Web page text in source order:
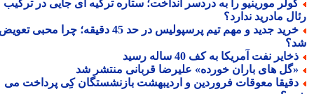
مورینیو را به دردسر انداخت؛ ستاره ترکیه ای جایی در ترکیب
مادرید ندارد؟
خرید جدید و مهم تیم پرسپولیس در حد 45 دقیقه؛ چرا محبی تعویض
نفت آمریکا به کف 40 ساله رسید
های باران خورده» علیرضا قربانی منتشر شد
معوقات فروردین و اردیبهشت بازنشستگان کِی پرداخت می